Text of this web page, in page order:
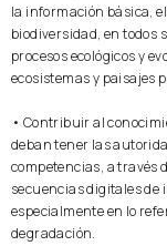
la información básica,
biodiversidad, en todos
procesos ecológicos y
ecosistemas y paisajes
• Contribuir al
deban tener las
competencias, a través
secuencias digitales de
especialmente en lo
degradación.